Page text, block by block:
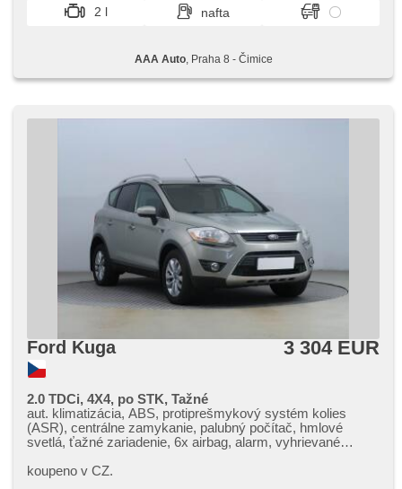
2 l
nafta
AAA Auto, Praha 8 - Čimice
Ford Kuga 3 304 EUR
2.0 TDCi, 4X4, po STK, Tažné
aut. klimatizácia, ABS, protiprešmykový systém kolies
(ASR), centrálne zamykanie, palubný počítač, hmlové
svetlá, ťažné zariadenie, 6x airbag, alarm, vyhrievané
riadenia, el. okná, strešný nosič, autorádio, manuálna
koupeno v CZ.